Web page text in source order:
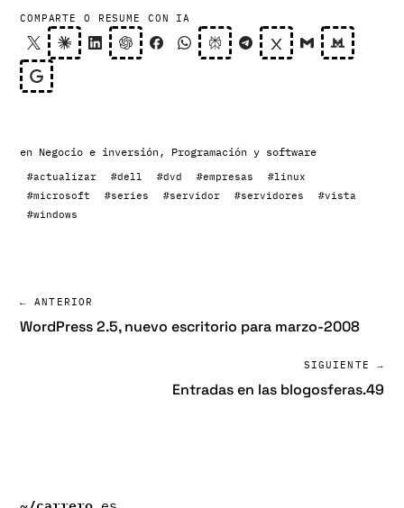
COMPARTE O RESUME CON IA
en Negocio e inversión, Programación y software
#actualizar #dell #dvd #empresas
#linux
#microsoft
#series #servidor #servidores
#vista
#windows
← ANTERIOR
WordPress 2.5, nuevo escritorio para marzo-2008
SIGUIENTE →
Entradas en las blogosferas.49